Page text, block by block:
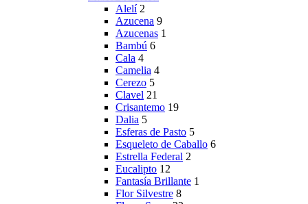
Alelí 2
Azucena 9
Azucenas 1
Bambú 6
Cala 4
Camelia 4
Cerezo 5
Clavel 21
Crisantemo 19
Dalia 5
Esferas de Pasto 5
Esqueleto de Caballo 6
Estrella Federal 2
Eucalipto 12
Fantasía Brillante 1
Flor Silvestre 8